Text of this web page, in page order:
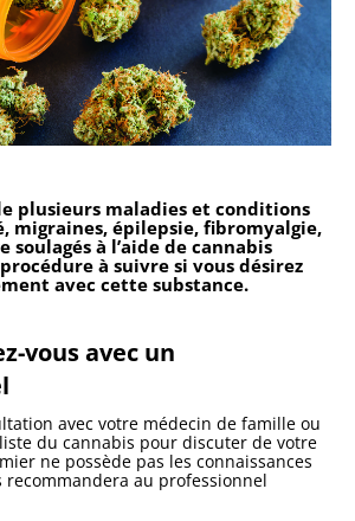
plusieurs maladies et conditions
migraines, épilepsie, fibromyalgie,
à l’aide de cannabis
à suivre si vous désirez
avec cette substance.
vous avec un
avec votre médecin de famille ou
du cannabis pour discuter de votre
ne possède pas les connaissances
recommandera au professionnel